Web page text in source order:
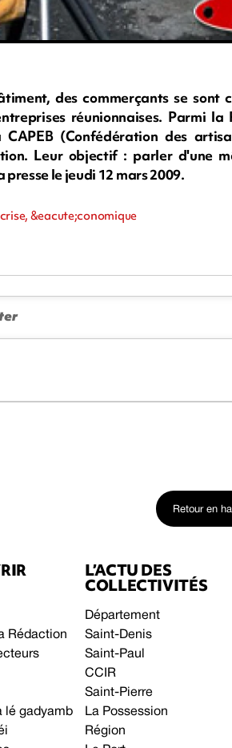
des commerçants se sont
réunionnaises. Parmi la
(Confédération des
Leur objectif : parler d'une
le jeudi 12 mars 2009.
&eacute;conomique
Retour en
Rédaction
lé gadyamb
L’ACTU DES
COLLECTIVITÉS
Département
Saint-Denis
Saint-Paul
CCIR
Saint-Pierre
La Possession
Région